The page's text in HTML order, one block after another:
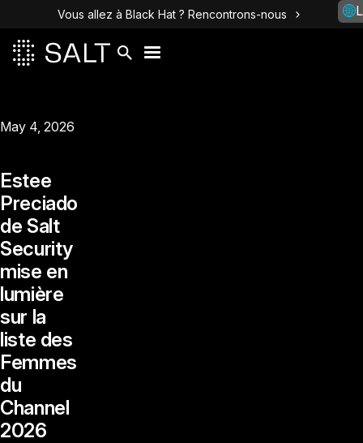
Vous allez à Black Hat ? Rencontrons-nous
May 4, 2026
Estee
Preciado
de Salt
Security
mise en
lumière
sur la
liste des
Femmes
du
Channel
2026